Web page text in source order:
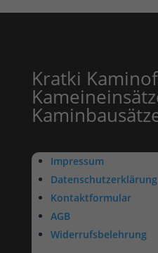
Kratki
Impressum
Datenschutzerklärung
Kontaktformular
AGB
Widerrufsbelehrung